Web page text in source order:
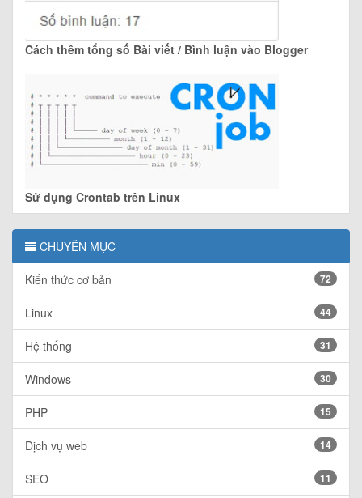
Cách thêm tổng số Bài viết / Bình luận vào Blogger
Sử dụng Crontab trên Linux
CHUYÊN MỤC
Kiến thức cơ bản 72
Linux 44
Hệ thống 31
Windows 30
PHP 15
Dịch vụ web 14
SEO 11